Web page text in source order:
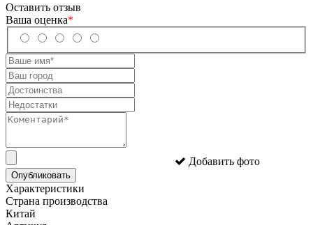
Оставить отзыв
Ваша оценка*
Добавить фото
Опубликовать
Характеристики
Страна производства
Китай